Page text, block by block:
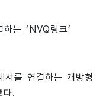
는 ‘NVQ링크’
를 연결하는 개방형
다.